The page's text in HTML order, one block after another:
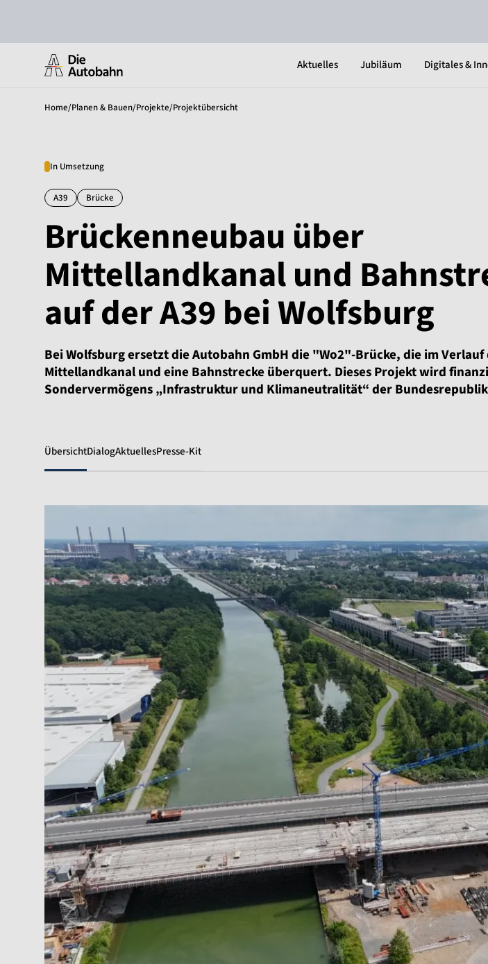
Aktuelles Jubiläum Digitales &
Home/Planen & Bauen/Projekte/Projektübersicht
In Umsetzung
A39 Brücke
Brückenneubau über
Mittellandkanal und
auf der A39 bei Wolfsburg
Bei Wolfsburg ersetzt die Autobahn GmbH die "Wo2"-Brücke, die im Verlauf
Mittellandkanal und eine Bahnstrecke überquert. Dieses Projekt wird
Sondervermögens „Infrastruktur und Klimaneutralität“ der
ÜbersichtDialogAktuellesPresse-Kit